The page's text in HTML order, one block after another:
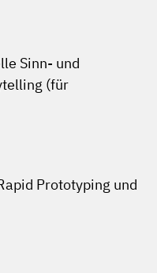
Sinn- und
(für
Prototyping und